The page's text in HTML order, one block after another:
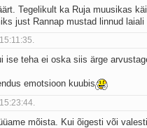
Tegelikult ka Ruja muusikas
just Rannap mustad linnud laiali
ise teha ei oska siis ärge
emotsioon kuubis
mõista. Kui õigesti või